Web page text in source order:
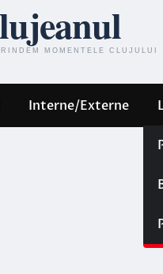
Interne/Externe